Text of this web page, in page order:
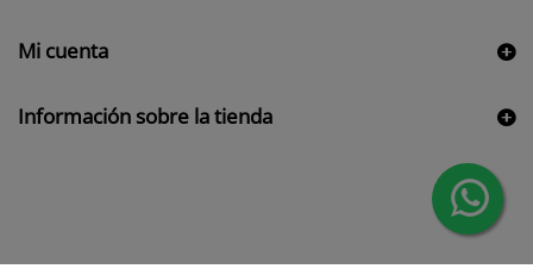
Mi cuenta
Información sobre la tienda